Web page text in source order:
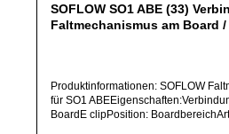
SOFLOW SO1 ABE (33)
Faltmechanismus am Board
Produktinformationen: SOFLOW
für SO1
BoardE clipPosition: